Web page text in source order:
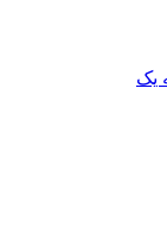
یک